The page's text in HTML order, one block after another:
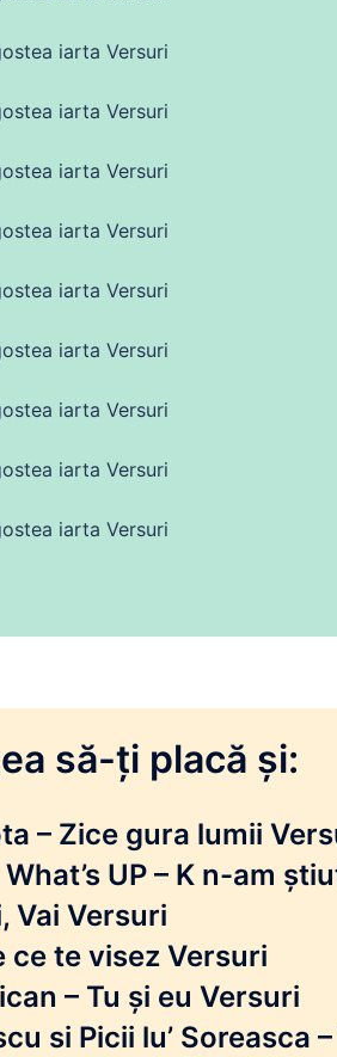
să-ți placă și:
– Zice gura lumii
UP – K n-am
Vai Versuri
ce te visez Versuri
– Tu și eu Versuri
si Picii lu’ Soreasca